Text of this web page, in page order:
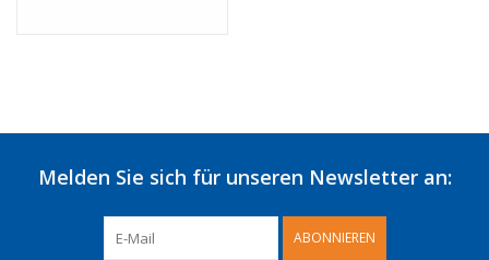
Melden Sie sich für unseren Newsletter an:
ABONNIEREN